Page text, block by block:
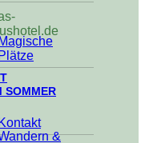
Magische
Plätze
SOMMER
&
Kontakt